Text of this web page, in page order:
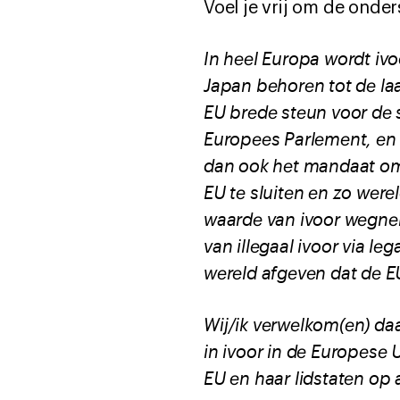
Voel je vrij om de
In heel Europa wordt
Japan behoren tot de
EU brede steun voor
Europees Parlement,
dan ook het mandaat
EU te sluiten en zo
waarde van ivoor
van illegaal ivoor via
wereld afgeven dat de
Wij/ik verwelkom(en)
in ivoor in de Europese
EU en haar lidstaten